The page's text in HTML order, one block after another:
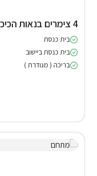
4 צימרים בנאות הכיכר
בית כנסת
בית כנסת ביישוב
בריכה ( מגודרת )